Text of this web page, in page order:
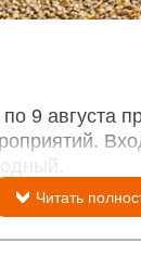
9 августа
Читать